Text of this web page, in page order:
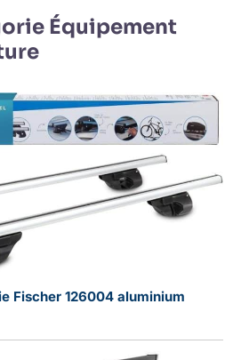
Équipement
Fischer 126004 aluminium